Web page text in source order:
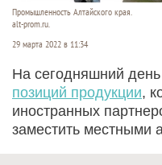
Промышленность Алтайского края.
alt-prom.ru.
29 марта 2022 в 11:34
На сегодняшний день
позиций продукции,
иностранных
заместить местными